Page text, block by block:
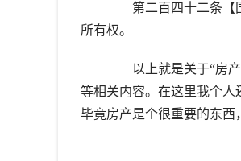
第二百四十二条【国
所有权。
以上就是关于“房产
等相关内容。在这里我个
毕竟房产是个很重要的东